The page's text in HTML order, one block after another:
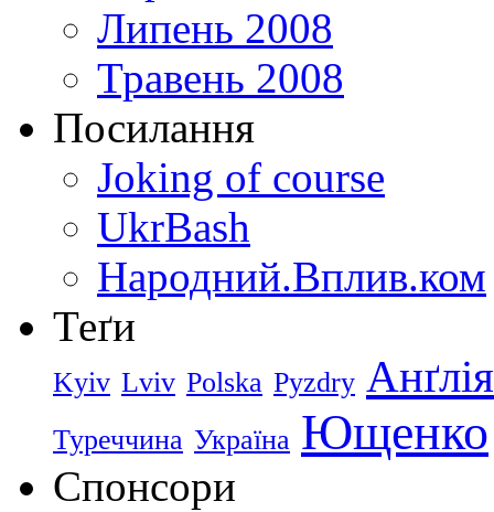
Липень 2008
Травень 2008
Посилання
Joking of course
UkrBash
Народний.Вплив.ком
Теґи
Kyiv Lviv Polska Pyzdry Анґлія
Туреччина Україна Ющенко
Спонсори